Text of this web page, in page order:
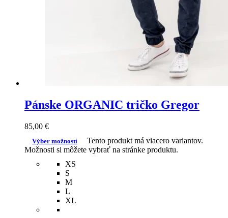
Pánske ORGANIC tričko Gregor
85,00 €
Výber možností
Tento produkt má viacero variantov.
Možnosti si môžete vybrať na stránke produktu.
XS
S
M
L
XL